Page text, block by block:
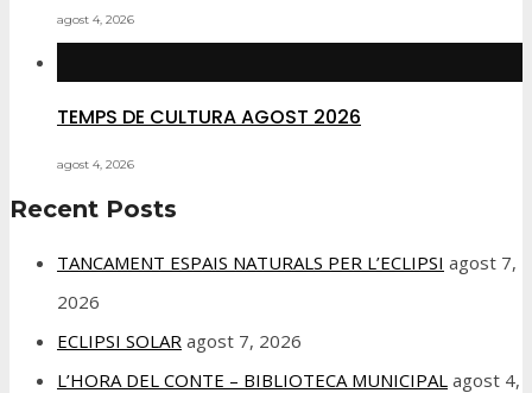
agost 4, 2026
TEMPS DE CULTURA AGOST 2026
agost 4, 2026
Recent Posts
TANCAMENT ESPAIS NATURALS PER L’ECLIPSI agost 7,
2026
ECLIPSI SOLAR agost 7, 2026
L’HORA DEL CONTE – BIBLIOTECA MUNICIPAL agost 4,